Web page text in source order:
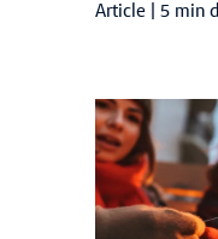
Article 5 min